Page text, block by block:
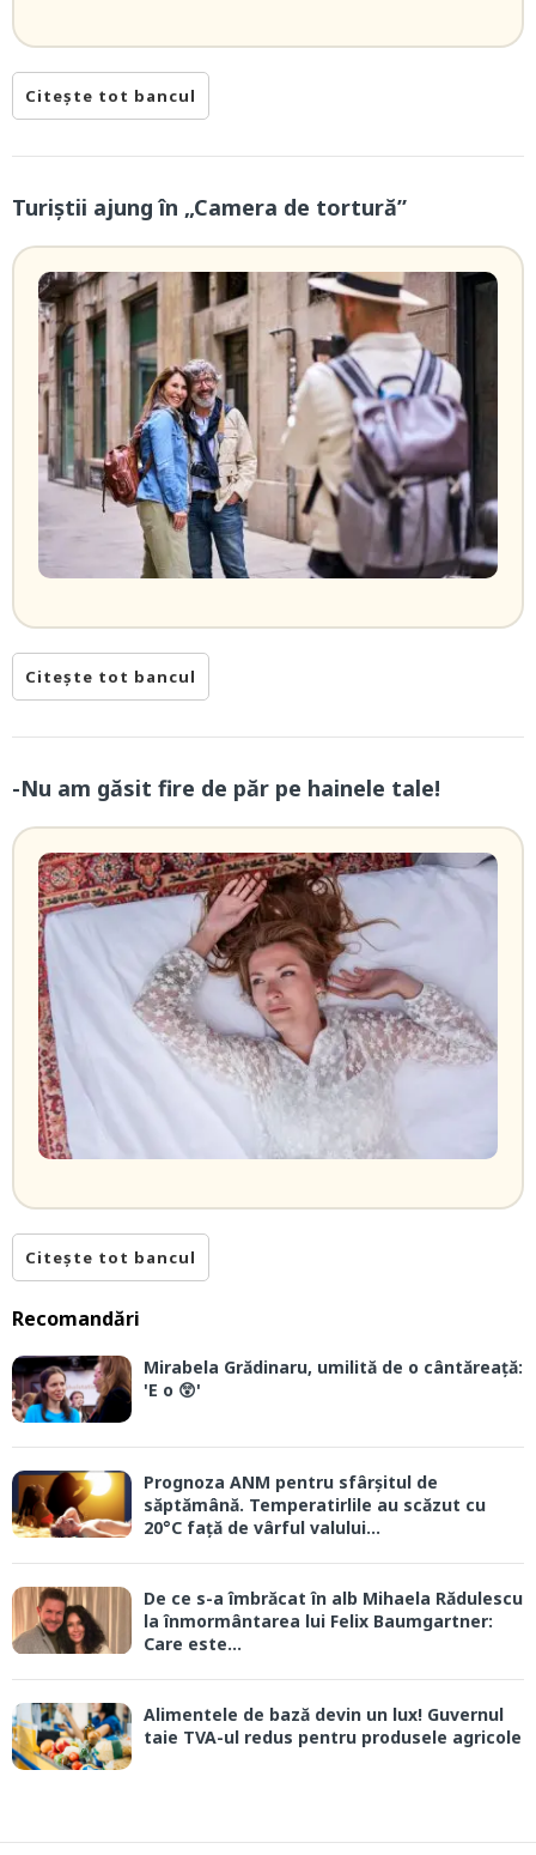
Citește tot bancul
Turiștii ajung în „Camera de tortură”
Citește tot bancul
-Nu am găsit fire de păr pe hainele tale!
Citește tot bancul
Recomandări
Mirabela Grădinaru, umilită de o cântăreață:
'E o 😲'
Prognoza ANM pentru sfârșitul de
săptămână. Temperatirlile au scăzut cu
20°C față de vârful valului...
De ce s-a îmbrăcat în alb Mihaela Rădulescu
la înmormântarea lui Felix Baumgartner:
Care este...
Alimentele de bază devin un lux! Guvernul
taie TVA-ul redus pentru produsele agricole